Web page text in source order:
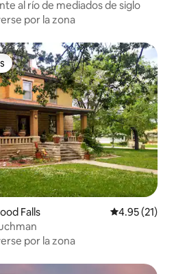
al río de mediados de siglo
por la zona
Falls Calificación
4.95 (21)
por la zona